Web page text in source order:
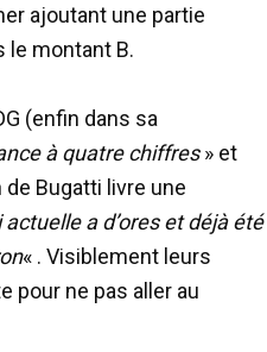
ajoutant une partie
le montant B.
(enfin dans sa
à quatre chiffres» et
Bugatti livre une
a d’ores et déjà été
« . Visiblement leurs
pour ne pas aller au